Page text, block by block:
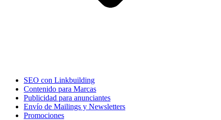
SEO con Linkbuilding
Contenido para Marcas
Publicidad para anunciantes
Envío de Mailings y Newsletters
Promociones